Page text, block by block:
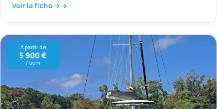
Voir la fiche →
À partir de
5 900 €
/ sem